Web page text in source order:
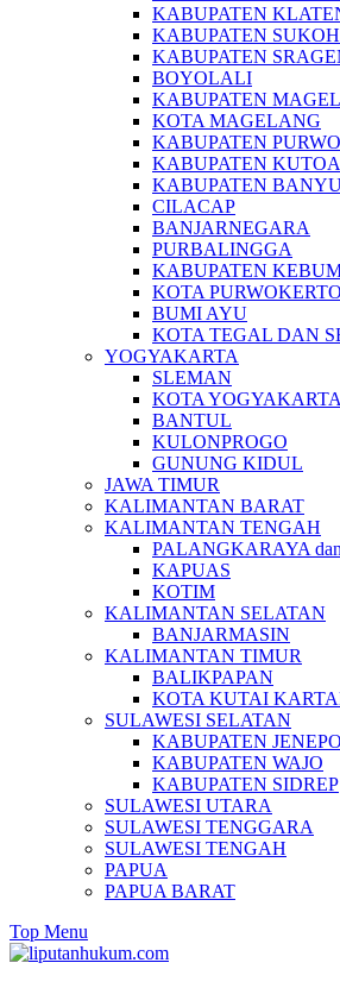
KABUPATEN
KABUPATEN
KABUPATEN
BOYOLALI
KABUPATEN
KOTA MAGELANG
KABUPATEN
KABUPATEN
KABUPATEN
CILACAP
BANJARNEGARA
PURBALINGGA
KABUPATEN
KOTA PURWOKERTO
BUMI AYU
KOTA TEGAL DAN
YOGYAKARTA
SLEMAN
KOTA YOGYAKARTA
BANTUL
KULONPROGO
GUNUNG KIDUL
JAWA TIMUR
KALIMANTAN BARAT
KALIMANTAN TENGAH
PALANGKARAYA dan
KAPUAS
KOTIM
KALIMANTAN SELATAN
BANJARMASIN
KALIMANTAN TIMUR
BALIKPAPAN
KOTA KUTAI
SULAWESI SELATAN
KABUPATEN
KABUPATEN WAJO
KABUPATEN SIDREP
SULAWESI UTARA
SULAWESI TENGGARA
SULAWESI TENGAH
PAPUA
PAPUA BARAT
Top Menu